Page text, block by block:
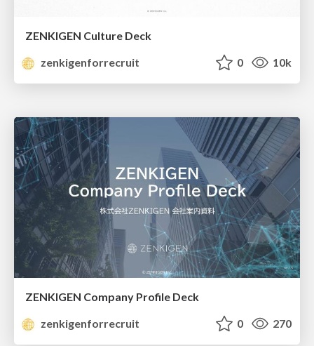
ZENKIGEN Culture Deck
zenkigenforrecruit
0 10k
ZENKIGEN Company Profile Deck
zenkigenforrecruit
0 270